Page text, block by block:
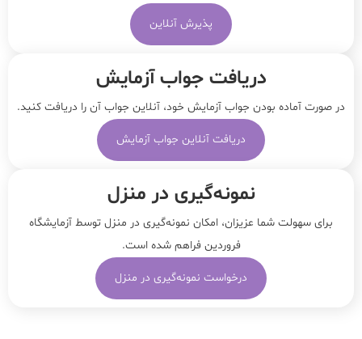
پذیرش آنلاین
دریافت جواب آزمایش
در صورت آماده بودن جواب آزمایش خود، آنلاین جواب‌ آن را دریافت کنید.
دریافت آنلاین جواب آزمایش
نمونه‌‌گیری در منزل
برای سهولت شما عزیزان، امکان نمونه‌گیری در منزل توسط آزمایشگاه
فروردین فراهم شده است.
درخواست نمونه‌گیری در منزل